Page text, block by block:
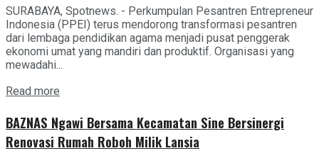
SURABAYA, Spotnews. - Perkumpulan Pesantren Entrepreneur
Indonesia (PPEI) terus mendorong transformasi pesantren
dari lembaga pendidikan agama menjadi pusat penggerak
ekonomi umat yang mandiri dan produktif. Organisasi yang
mewadahi...
Read more
BAZNAS Ngawi Bersama Kecamatan Sine Bersinergi
Renovasi Rumah Roboh Milik Lansia